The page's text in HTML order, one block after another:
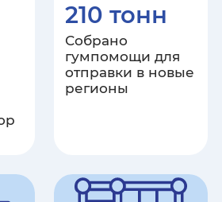
Республика
область
Эл
Мордовия
210 тонн
Собрано
гумпомощи для
отправки в новые
регионы